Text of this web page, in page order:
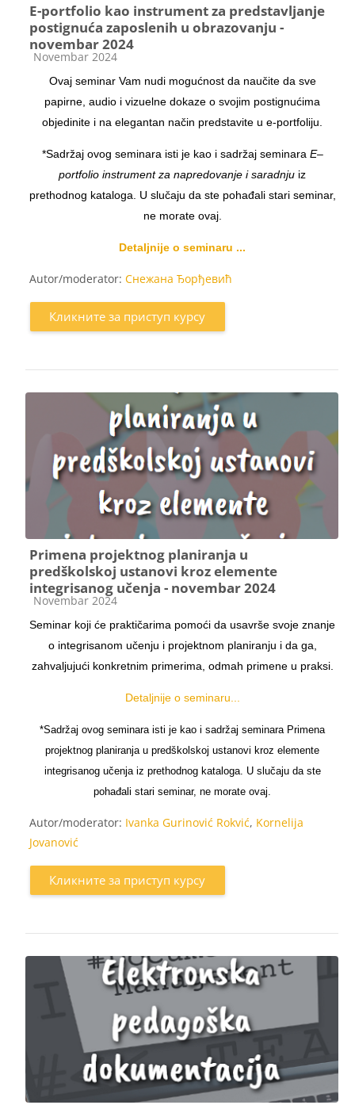
E-portfolio kao instrument za predstavljanje
postignuća zaposlenih u obrazovanju -
novembar 2024
Категорија курса
Novembar 2024
Ovaj seminar Vam nudi mogućnost da naučite da sve
papirne, audio i vizuelne dokaze o svojim postignućima
objedinite i na elegantan način predstavite u e-portfoliju.
*Sadržaj ovog seminara isti je kao i sadržaj seminara E–
portfolio instrument za napredovanje i saradnju iz
prethodnog kataloga. U slučaju da ste pohađali stari seminar,
ne morate ovaj.
Detaljnije o seminaru ...
Autor/moderator: Снежана Ђорђевић
Кликните за приступ курсу
Primena projektnog planiranja u
predškolskoj ustanovi kroz elemente
integrisanog učenja - novembar 2024
Категорија курса
Novembar 2024
Seminar koji će praktičarima pomoći da usavrše svoje znanje
o integrisanom učenju i projektnom planiranju i da ga,
zahvaljujući konkretnim primerima, odmah primene u praksi.
Detaljnije o seminaru...
*Sadržaj ovog seminara isti je kao i sadržaj seminara Primena
projektnog planiranja u predškolskoj ustanovi kroz elemente
integrisanog učenja iz prethodnog kataloga. U slučaju da ste
pohađali stari seminar, ne morate ovaj.
Autor/moderator: Ivanka Gurinović Rokvić, Kornelija
Jovanović
Кликните за приступ курсу